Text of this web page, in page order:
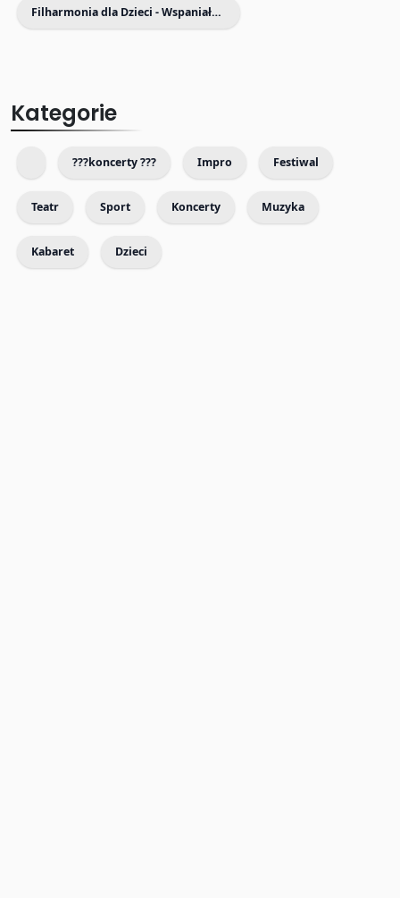
Filharmonia dla Dzieci - Wspaniałe koncerty dla Dzieci i Rodziców
Kategorie
???koncerty ??? Impro Festiwal
Teatr Sport Koncerty Muzyka
Kabaret Dzieci